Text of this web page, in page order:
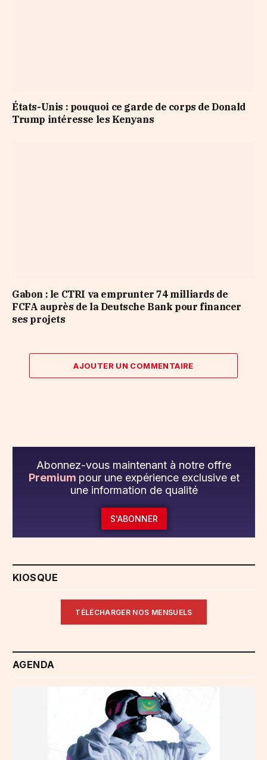
États-Unis : pouquoi ce garde de corps de Donald
Trump intéresse les Kenyans
Gabon : le CTRI va emprunter 74 milliards de
FCFA auprès de la Deutsche Bank pour financer
ses projets
AJOUTER UN COMMENTAIRE
Abonnez-vous maintenant à notre offre
Premium pour une expérience exclusive et
une information de qualité
S'ABONNER
KIOSQUE
TÉLÉCHARGER NOS MENSUELS
AGENDA